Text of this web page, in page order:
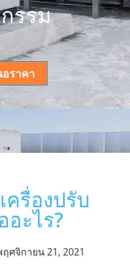
รรม
อราคา
ครื่องปรับ
ะไร?
ศจิกายน 21, 2021